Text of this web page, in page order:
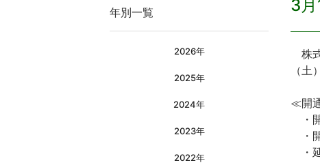
年別一覧
2026年
2025年
2024年
2023年
2022年
3
株
（
≪開
・
・
・